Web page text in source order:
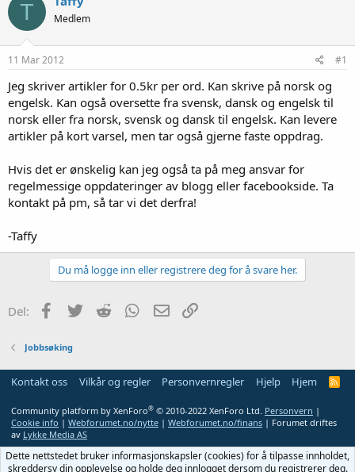
T Medlem
11 Mar 2012 #1
Jeg skriver artikler for 0.5kr per ord. Kan skrive på norsk og
engelsk. Kan også oversette fra svensk, dansk og engelsk til
norsk eller fra norsk, svensk og dansk til engelsk. Kan levere
artikler på kort varsel, men tar også gjerne faste oppdrag.
Hvis det er ønskelig kan jeg også ta på meg ansvar for
regelmessige oppdateringer av blogg eller facebookside. Ta
kontakt på pm, så tar vi det derfra!
-Taffy
Du må logge inn eller registrere deg for å svare her.
Del: Facebook
Twitter Reddit WhatsApp
E-post
Jobbsøking
Kontakt oss Vilkår og regler Personvernregler Hjelp Hjem
R
Community platform by XenForo® © 2010-2022 XenForo Ltd. Personvern |
Cookie info | Webforumet.no/nytte | Webforumet.no/finans | Forumet driftes
av Lykke Media AS
Dette nettstedet bruker informasjonskapsler (cookies) for å tilpasse innholdet,
skreddersy din opplevelse og holde deg innlogget dersom du registrerer deg.